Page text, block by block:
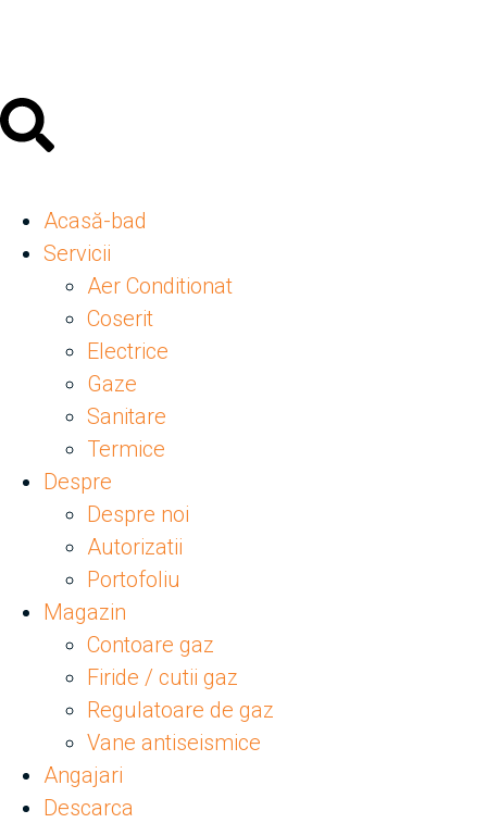
Acasă-bad
Servicii
Aer Conditionat
Coserit
Electrice
Gaze
Sanitare
Termice
Despre
Despre noi
Autorizatii
Portofoliu
Magazin
Contoare gaz
Firide / cutii gaz
Regulatoare de gaz
Vane antiseismice
Angajari
Descarca